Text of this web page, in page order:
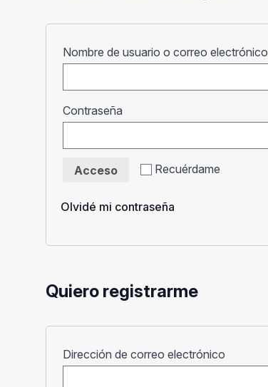
Nombre de usuario o correo electrónico
Contraseña
Recuérdame
Acceso
Olvidé mi contraseña
Quiero registrarme
Dirección de correo electrónico